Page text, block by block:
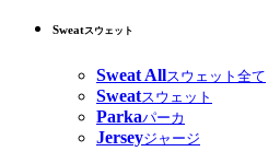
Sweatスウェット
Sweat Allスウェット全て
Sweatスウェット
Parkaパーカ
Jerseyジャージ